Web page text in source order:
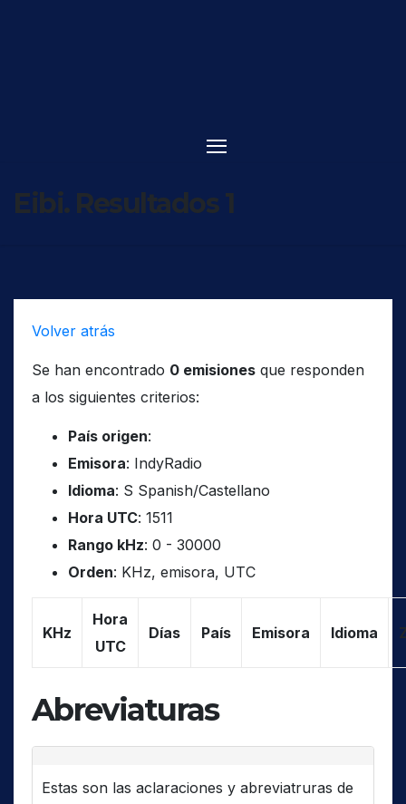
Eibi. Resultados 1
Volver atrás
Se han encontrado 0 emisiones que responden
a los siguientes criterios:
País origen:
Emisora: IndyRadio
Idioma: S Spanish/Castellano
Hora UTC: 1511
Rango kHz: 0 - 30000
Orden: KHz, emisora, UTC
KHz
Hora
UTC
Días País Emisora Idioma
Abreviaturas
Estas son las aclaraciones y abreviatruras de